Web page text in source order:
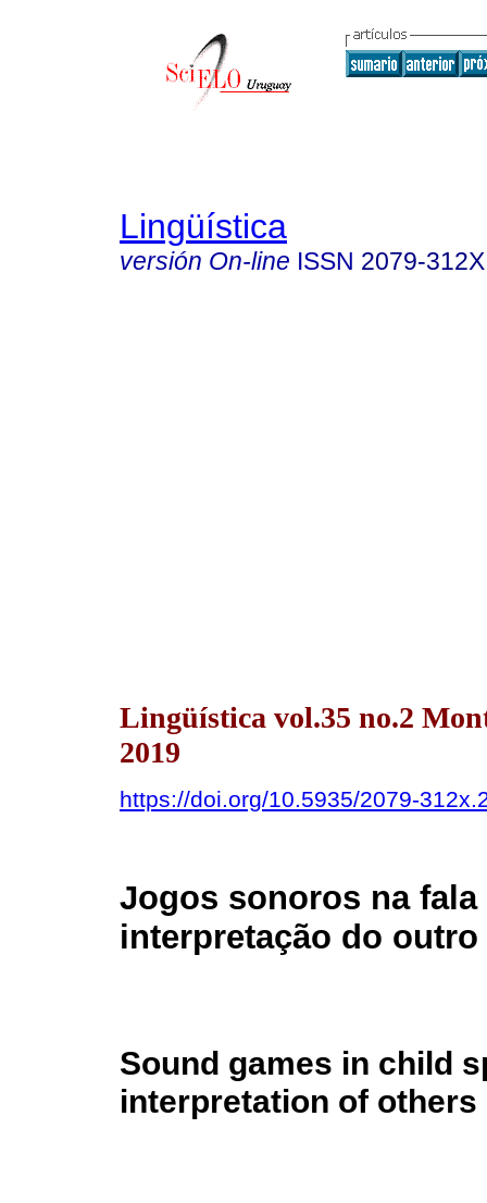
Lingüística
versión On-line ISSN 2079-312X
Lingüística vol.35 no.2
2019
https://doi.org/10.5935/2079-
Jogos sonoros na
interpretação do outro
Sound games in child
interpretation of others